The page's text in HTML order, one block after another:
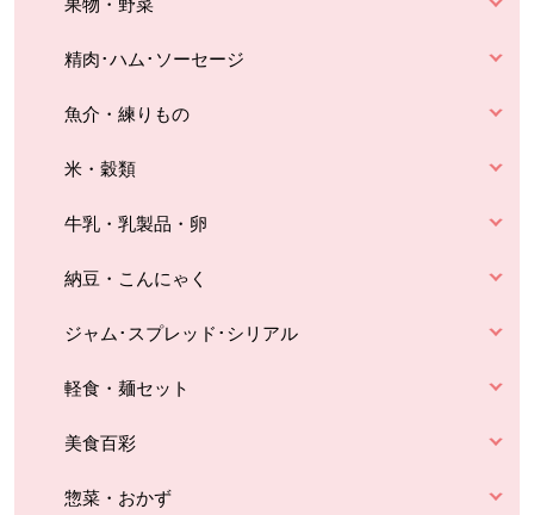
精肉･ハム･ソーセージ
魚介・練りもの
米・穀類
牛乳・乳製品・卵
納豆・こんにゃく
ジャム･スプレッド･シリアル
軽食・麺セット
美食百彩
惣菜・おかず